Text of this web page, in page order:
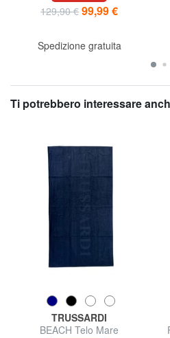
129,90 € 99,99 €
Spedizione gratuita
Ti potrebbero interessare
TRUSSARDI
BEACH Telo Mare